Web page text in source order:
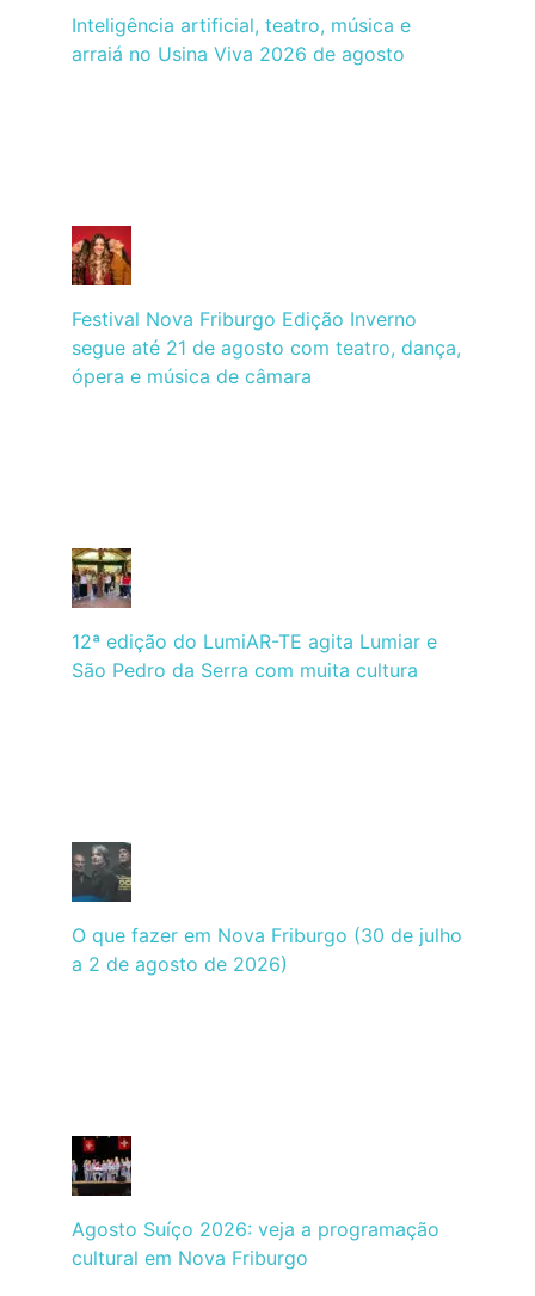
Inteligência artificial, teatro, música e
arraiá no Usina Viva 2026 de agosto
Festival Nova Friburgo Edição Inverno
segue até 21 de agosto com teatro, dança,
ópera e música de câmara
12ª edição do LumiAR-TE agita Lumiar e
São Pedro da Serra com muita cultura
O que fazer em Nova Friburgo (30 de julho
a 2 de agosto de 2026)
Agosto Suíço 2026: veja a programação
cultural em Nova Friburgo